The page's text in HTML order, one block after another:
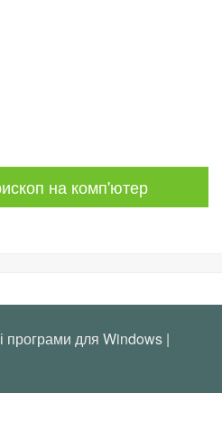
на комп'ютер
програми для Windows |